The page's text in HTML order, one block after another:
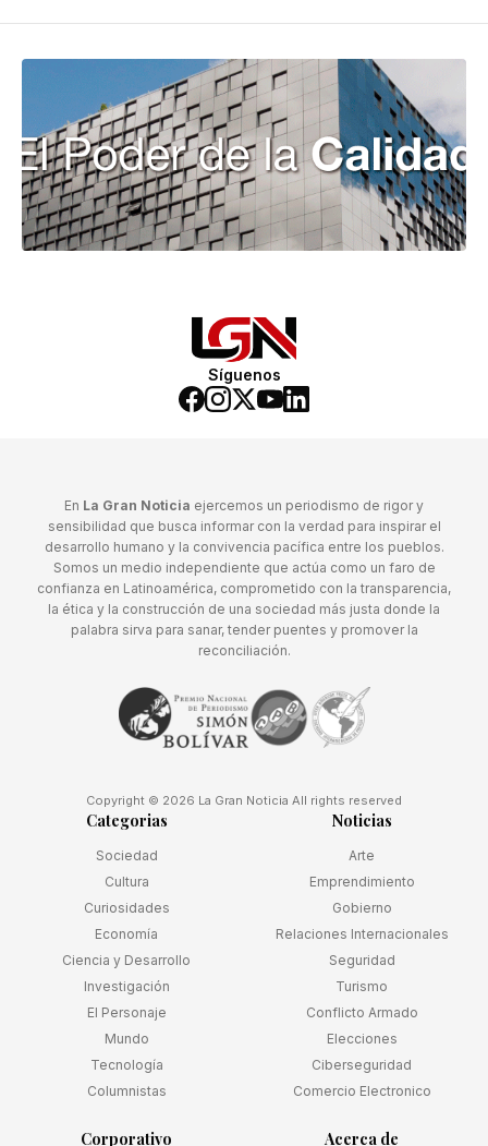
Síguenos
En La Gran Noticia ejercemos un periodismo de rigor y
sensibilidad que busca informar con la verdad para inspirar el
desarrollo humano y la convivencia pacífica entre los pueblos.
Somos un medio independiente que actúa como un faro de
confianza en Latinoamérica, comprometido con la transparencia,
la ética y la construcción de una sociedad más justa donde la
palabra sirva para sanar, tender puentes y promover la
reconciliación.
Copyright © 2026 La Gran Noticia All rights reserved
Categorias
Sociedad
Cultura
Curiosidades
Economía
Ciencia y Desarrollo
Investigación
El Personaje
Mundo
Tecnología
Columnistas
Noticias
Arte
Emprendimiento
Gobierno
Relaciones Internacionales
Seguridad
Turismo
Conflicto Armado
Elecciones
Ciberseguridad
Comercio Electronico
Corporativo Acerca de